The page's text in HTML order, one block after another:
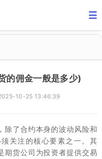
的佣金一般是多少)
10-25 13:46:39
除了合约本身的波动风险和
关注的核心要素之一。其
期货公司为投资者提供交易